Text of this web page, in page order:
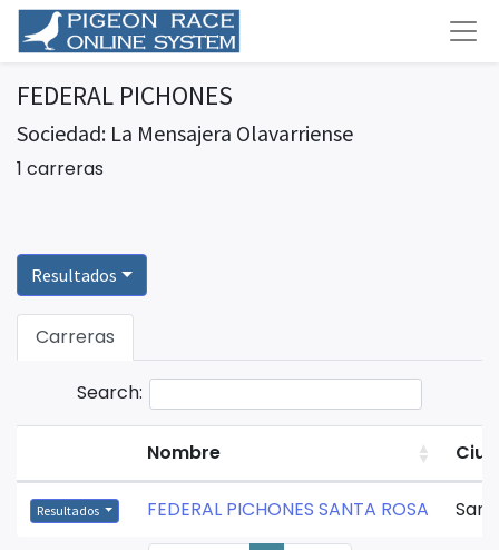
FEDERAL PICHONES
Sociedad: La Mensajera Olavarriense
1 carreras
Resultados
Carreras
Search:
Nombre
Resultados FEDERAL PICHONES SANTA ROSA